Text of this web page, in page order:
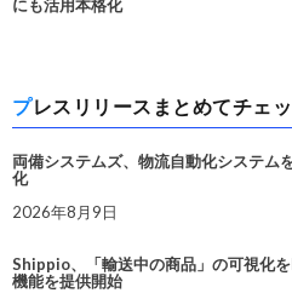
にも活用本格化
プレスリリースまとめてチェ
両備システムズ、物流自動化システム
化
2026年8月9日
Shippio、「輸送中の商品」の可視化
機能を提供開始